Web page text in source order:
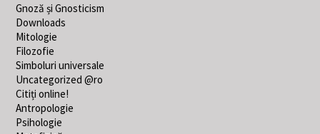
Gnoză și Gnosticism
Downloads
Mitologie
Filozofie
Simboluri universale
Uncategorized @ro
Citiți online!
Antropologie
Psihologie